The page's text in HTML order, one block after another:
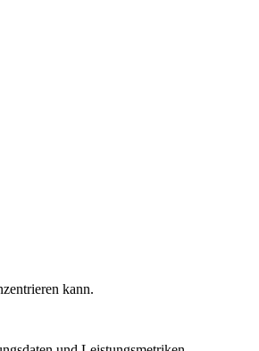
kann.